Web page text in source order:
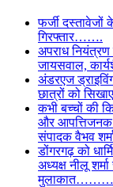
फर्जी दस्तावेजों
गिरफ्तार…….
अपराध नियंत्रण
जायसवाल,
अंडरएज
छात्रों को
कभी बच्चों की
और आपत्तिजनक
संपादक वैभव
डोंगरगढ़ को
अध्यक्ष नीलू